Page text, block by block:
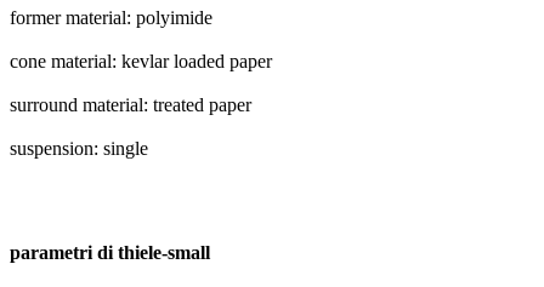
former material: polyimide
cone material: kevlar loaded paper
surround material: treated paper
suspension: single
parametri di thiele-small